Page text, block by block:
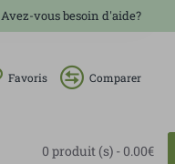
Avez-vous besoin d'aide?
Favoris Comparer
0 produit (s) - 0.00€